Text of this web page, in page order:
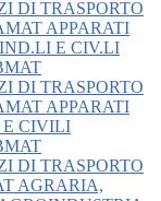
DI TRASPORTO
APPARATI
E CIV.LI
DI TRASPORTO
APPARATI
E CIVILI
DI TRASPORTO
AGRARIA,